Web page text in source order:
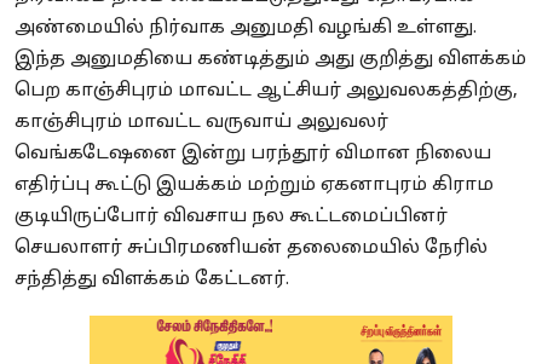
அண்மையில் நிர்வாக அனுமதி வழங்கி உள்ளது.
இந்த அனுமதியை கண்டித்தும் அது குறித்து விளக்கம்
பெற காஞ்சிபுரம் மாவட்ட ஆட்சியர் அலுவலகத்திற்கு,
காஞ்சிபுரம் மாவட்ட வருவாய் அலுவலர்
வெங்கடேஷனை இன்று பரந்தூர் விமான நிலைய
எதிர்ப்பு கூட்டு இயக்கம் மற்றும் ஏகனாபுரம் கிராம
குடியிருப்போர் விவசாய நல கூட்டமைப்பினர்
செயலாளர் சுப்பிரமணியன் தலைமையில் நேரில்
சந்தித்து விளக்கம் கேட்டனர்.